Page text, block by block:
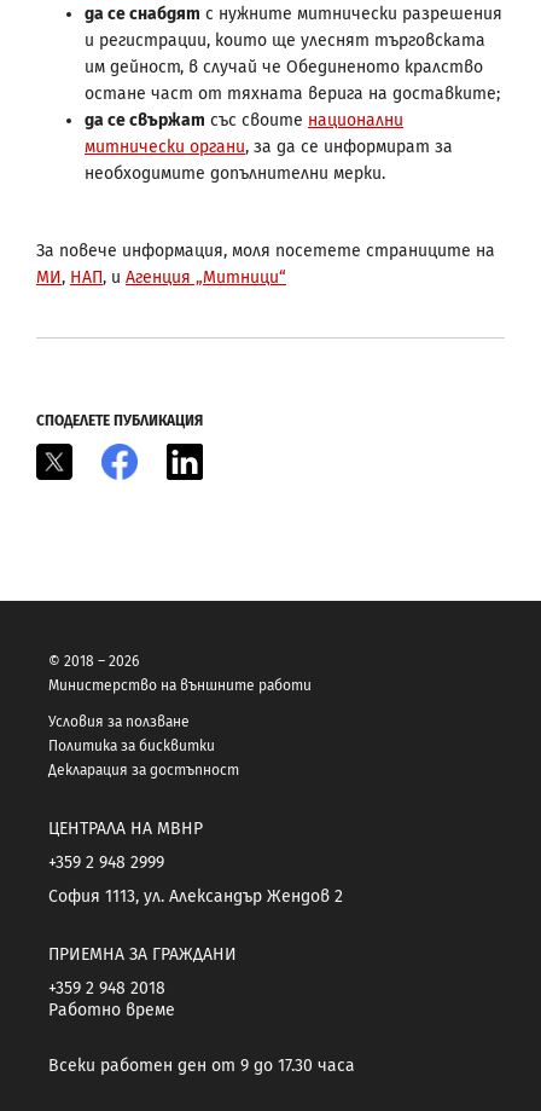
да се снабдят с нужните митнически разрешения
и регистрации, които ще улеснят търговската
им дейност, в случай че Обединеното кралство
остане част от тяхната верига на доставките;
да се свържат със своите национални
митнически органи, за да се информират за
необходимите допълнителни мерки.
За повече информация, моля посетете страниците на
МИ, НАП, и Агенция „Митници“
СПОДЕЛЕТЕ ПУБЛИКАЦИЯ
Facebook
© 2018 – 2026
Министерство на външните работи
Условия за ползване
Политика за бисквитки
Декларация за достъпност
ЦЕНТРАЛА НА МВНР
+359 2 948 2999
София 1113, ул. Александър Жендов 2
ПРИЕМНА ЗА ГРАЖДАНИ
+359 2 948 2018
Работно време
Всеки работен ден от 9 до 17.30 часа